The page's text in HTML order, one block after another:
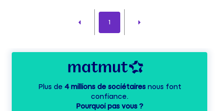
1
Plus de 4 millions de sociétairesnous font
confiance.
Pourquoi pas vous ?